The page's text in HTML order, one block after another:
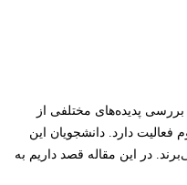
پدیده‌های مختلفی از
دارد. دانشجویان این
در این مقاله قصد داریم به